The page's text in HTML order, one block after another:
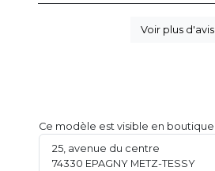
Voir plus d'avis
Ce modèle est visible en boutique
25, avenue du centre
74330 EPAGNY METZ-TESSY